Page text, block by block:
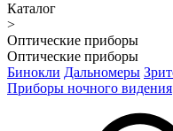
Каталог
>
Оптические приборы
Оптические приборы
Бинокли Дальномеры
Приборы ночного видения